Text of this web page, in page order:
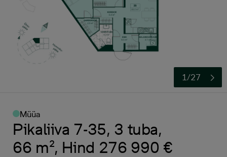
1/27
Müüa
Pikaliiva 7-35, 3 tuba,
66 m², Hind 276 990 €